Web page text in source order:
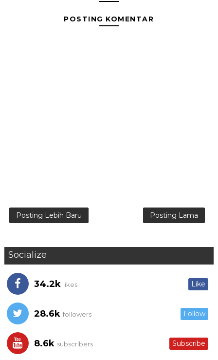
POSTING KOMENTAR
Posting Lebih Baru Posting Lama
Socialize
34.2k likes Like
28.6k followers Follow
8.6k subscribers Subscribe